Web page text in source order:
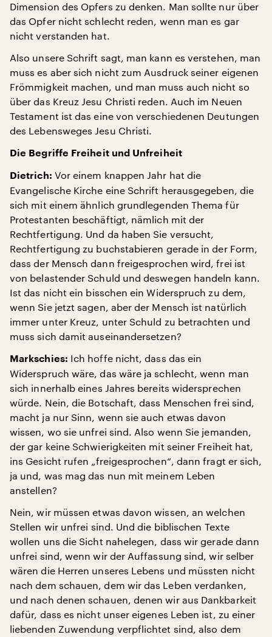
Dimension des Opfers zu denken. Man sollte nur über
das Opfer nicht schlecht reden, wenn man es gar
nicht verstanden hat.
Also unsere Schrift sagt, man kann es verstehen, man
muss es aber sich nicht zum Ausdruck seiner eigenen
Frömmigkeit machen, und man muss auch nicht so
über das Kreuz Jesu Christi reden. Auch im Neuen
Testament ist das eine von verschiedenen Deutungen
des Lebensweges Jesu Christi.
Die Begriffe Freiheit und Unfreiheit
Dietrich: Vor einem knappen Jahr hat die
Evangelische Kirche eine Schrift herausgegeben, die
sich mit einem ähnlich grundlegenden Thema für
Protestanten beschäftigt, nämlich mit der
Rechtfertigung. Und da haben Sie versucht,
Rechtfertigung zu buchstabieren gerade in der Form,
dass der Mensch dann freigesprochen wird, frei ist
von belastender Schuld und deswegen handeln kann.
Ist das nicht ein bisschen ein Widerspruch zu dem,
wenn Sie jetzt sagen, aber der Mensch ist natürlich
immer unter Kreuz, unter Schuld zu betrachten und
muss sich damit auseinandersetzen?
Markschies: Ich hoffe nicht, dass das ein
Widerspruch wäre, das wäre ja schlecht, wenn man
sich innerhalb eines Jahres bereits widersprechen
würde. Nein, die Botschaft, dass Menschen frei sind,
macht ja nur Sinn, wenn sie auch etwas davon
wissen, wo sie unfrei sind. Also wenn Sie jemanden,
der gar keine Schwierigkeiten mit seiner Freiheit hat,
ins Gesicht rufen „freigesprochen“, dann fragt er sich,
ja und, was mag das nun mit meinem Leben
anstellen?
Nein, wir müssen etwas davon wissen, an welchen
Stellen wir unfrei sind. Und die biblischen Texte
wollen uns die Sicht nahelegen, dass wir gerade dann
unfrei sind, wenn wir der Auffassung sind, wir selber
wären die Herren unseres Lebens und müssten nicht
nach dem schauen, dem wir das Leben verdanken,
und nach denen schauen, denen wir aus Dankbarkeit
dafür, dass es nicht unser eigenes Leben ist, zu einer
liebenden Zuwendung verpflichtet sind, also dem